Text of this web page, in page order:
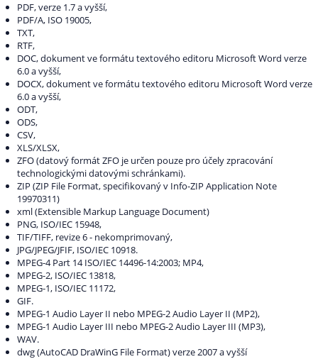
PDF, verze 1.7 a vyšší,
PDF/A, ISO 19005,
TXT,
RTF,
DOC, dokument ve formátu textového editoru Microsoft Word verze
6.0 a vyšší,
DOCX, dokument ve formátu textového editoru Microsoft Word verze
6.0 a vyšší,
ODT,
ODS,
CSV,
XLS/XLSX,
ZFO (datový formát ZFO je určen pouze pro účely zpracování
technologickými datovými schránkami).
ZIP (ZIP File Format, specifikovaný v Info-ZIP Application Note
19970311)
xml (Extensible Markup Language Document)
PNG, ISO/IEC 15948,
TIF/TIFF, revize 6 - nekomprimovaný,
JPG/JPEG/JFIF, ISO/IEC 10918.
MPEG-4 Part 14 ISO/IEC 14496-14:2003; MP4,
MPEG-2, ISO/IEC 13818,
MPEG-1, ISO/IEC 11172,
GIF.
MPEG-1 Audio Layer II nebo MPEG-2 Audio Layer II (MP2),
MPEG-1 Audio Layer III nebo MPEG-2 Audio Layer III (MP3),
WAV.
dwg (AutoCAD DraWinG File Format) verze 2007 a vyšší